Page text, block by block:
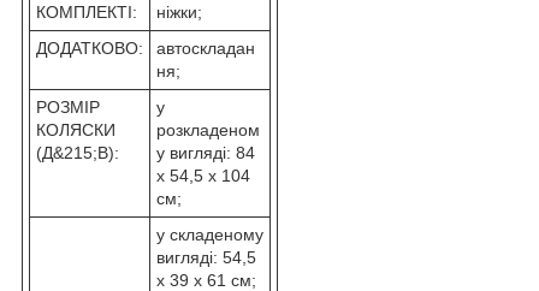
КОМПЛЕКТІ:
ніжки;
ДОДАТКОВО:
автоскладан
ня;
РОЗМІР
КОЛЯСКИ
(Д&215;В):
у
розкладеном
у вигляді: 84
x 54,5 x 104
см;
у складеному
вигляді: 54,5
x 39 x 61 см;